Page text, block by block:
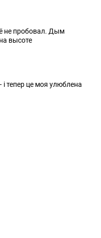
не пробовал. Дым
высоте
тепер це моя улюблена